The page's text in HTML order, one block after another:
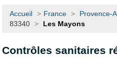
Accueil > France > Provence-
83340 > Les Mayons
Contrôles sanitaires